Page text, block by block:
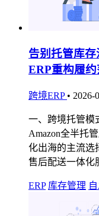
告别托管库
ERP重构履
跨境ERP • 2026-
一、跨境托管模
Amazon全半托
化出海的主流选
售后配送一体化
ERP 库存管理